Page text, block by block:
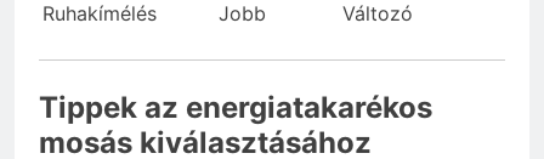
Ruhakímélés
Jobb Változó
Tippek az energiatakarékos
mosás kiválasztásához